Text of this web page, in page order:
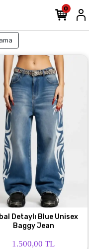
0
Detaylı Blue Unisex
Baggy Jean
1.500,00 TL